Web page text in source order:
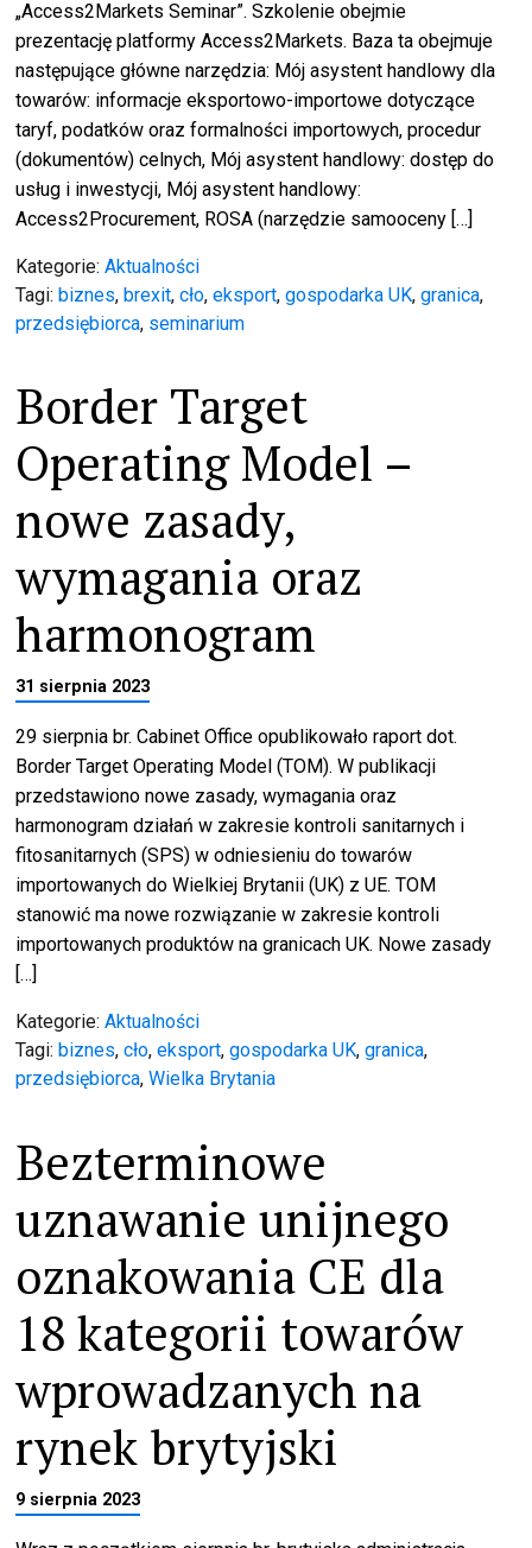
„Access2Markets Seminar”. Szkolenie obejmie
prezentację platformy Access2Markets. Baza ta obejmuje
następujące główne narzędzia: Mój asystent handlowy dla
towarów: informacje eksportowo-importowe dotyczące
taryf, podatków oraz formalności importowych, procedur
(dokumentów) celnych, Mój asystent handlowy: dostęp do
usług i inwestycji, Mój asystent handlowy:
Access2Procurement, ROSA (narzędzie samooceny […]
Kategorie:Aktualności
Tagi:biznes,brexit,cło,eksport,gospodarka UK,granica,
przedsiębiorca, seminarium
Border Target
Operating Model –
nowe zasady,
wymagania oraz
harmonogram
31 sierpnia 2023
29 sierpnia br. Cabinet Office opublikowało raport dot.
Border Target Operating Model (TOM). W publikacji
przedstawiono nowe zasady, wymagania oraz
harmonogram działań w zakresie kontroli sanitarnych i
fitosanitarnych (SPS) w odniesieniu do towarów
importowanych do Wielkiej Brytanii (UK) z UE. TOM
stanowić ma nowe rozwiązanie w zakresie kontroli
importowanych produktów na granicach UK. Nowe zasady
[…]
Kategorie:Aktualności
Tagi: biznes,cło,eksport,gospodarka UK,granica,
przedsiębiorca,Wielka Brytania
Bezterminowe
uznawanie unijnego
oznakowania CE dla
18 kategorii towarów
wprowadzanych na
rynek brytyjski
9 sierpnia 2023